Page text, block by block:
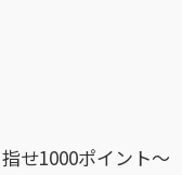
せ1000ポイント～